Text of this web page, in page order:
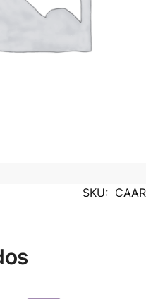
SKU: